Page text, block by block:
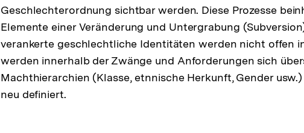
Geschlechterordnung sichtbar werden. Diese Prozesse
Elemente einer Veränderung und Untergrabung
verankerte geschlechtliche Identitäten werden nicht offen
werden innerhalb der Zwänge und Anforderungen sich
Machthierarchien (Klasse, etnnische Herkunft, Gender
neu definiert.